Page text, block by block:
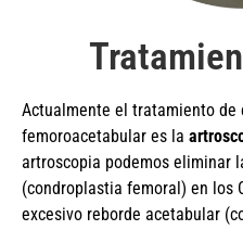
Actualmente el tratamiento de
femoroacetabular es la
artroscopia podemos eliminar
(condroplastia femoral) en los
excesivo reborde acetabular